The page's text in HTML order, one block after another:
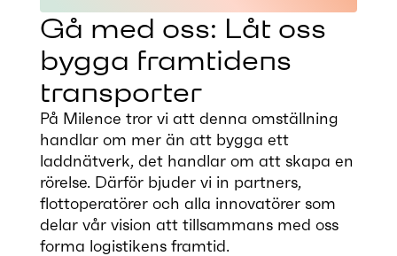
Gå med oss: Låt oss
bygga framtidens
transporter
På Milence tror vi att denna omställning
handlar om mer än att bygga ett
laddnätverk, det handlar om att skapa en
rörelse. Därför bjuder vi in partners,
flottoperatörer och alla innovatörer som
delar vår vision att tillsammans med oss
forma logistikens framtid.